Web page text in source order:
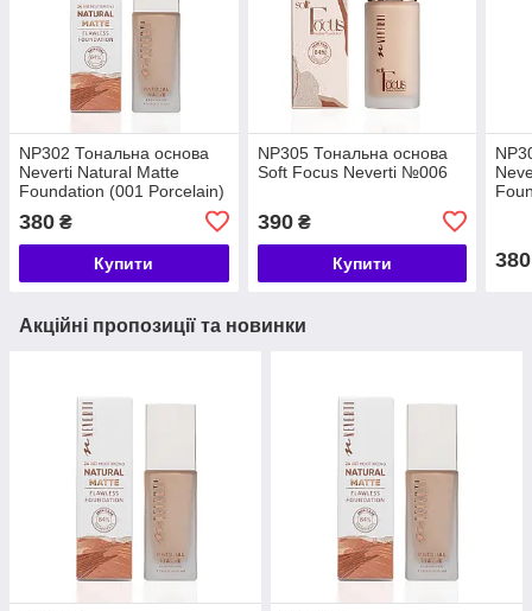
NP302 Тональна основа
Neverti Natural Matte
Foundation (001 Porcelain)
380 ₴
Купити
NP305 Тональна основа
Soft Focus Neverti №006
390₴
Купити 380
Акційні пропозиції та новинки